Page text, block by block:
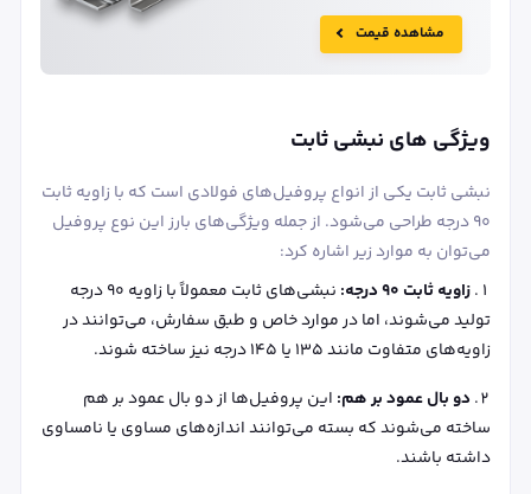
مشاهده قیمت
ویژگی های نبشی ثابت
نبشی ثابت یکی از انواع پروفیل‌های فولادی است که با زاویه ثابت
۹۰ درجه طراحی می‌شود. از جمله ویژگی‌های بارز این نوع پروفیل
می‌توان به موارد زیر اشاره کرد:
زاویه ثابت 90 درجه:
نبشی‌های ثابت معمولاً با زاویه ۹۰ درجه
تولید می‌شوند، اما در موارد خاص و طبق سفارش، می‌توانند در
زاویه‌های متفاوت مانند ۱۳۵ یا ۱۴۵ درجه نیز ساخته شوند.
دو بال عمود بر هم: این پروفیل‌ها از دو بال عمود بر هم
ساخته می‌شوند که بسته می‌توانند اندازه‌های مساوی یا نامساوی
داشته باشند.